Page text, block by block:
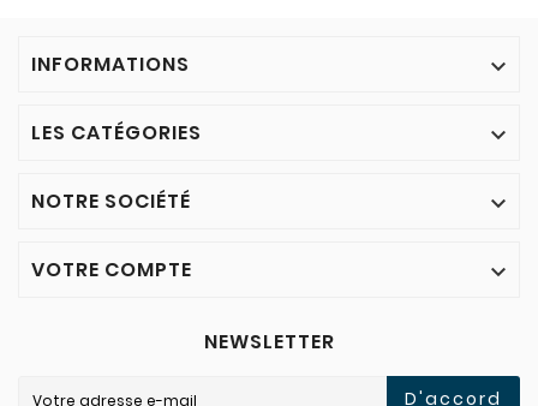
INFORMATIONS 
LES CATÉGORIES 
NOTRE SOCIÉTÉ 
VOTRE COMPTE 
NEWSLETTER
D'accord